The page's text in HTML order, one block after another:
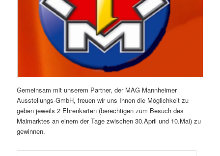
Gemeinsam mit unserem Partner, der MAG Mannheimer
Ausstellungs-GmbH, freuen wir uns Ihnen die Möglichkeit zu
geben jeweils 2 Ehrenkarten (berechtigen zum Besuch des
Maimarktes an einem der Tage zwischen 30.April und 10.Mai) zu
gewinnen.